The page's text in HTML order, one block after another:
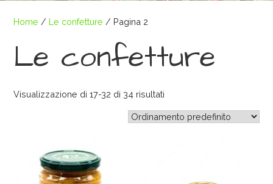
Home / Le confetture / Pagina 2
Le confetture
Visualizzazione di 17-32 di 34 risultati